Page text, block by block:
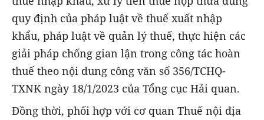
quy định của pháp luật về thuế xuất nhập
khẩu, pháp luật về quản lý thuế, thực hiện các
giải pháp chống gian lận trong công tác hoàn
thuế theo nội dung công văn số 356/TCHQ-
TXNK ngày 18/1/2023 của Tổng cục Hải quan.
Đồng thời, phối hợp với cơ quan Thuế nội địa